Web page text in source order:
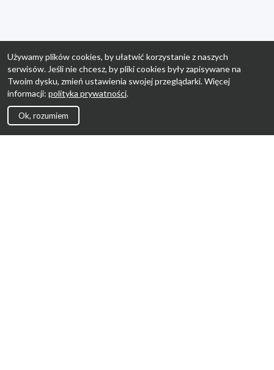
Używamy plików cookies, by ułatwić korzystanie z naszych
serwisów. Jeśli nie chcesz, by pliki cookies były zapisywane na
Twoim dysku, zmień ustawienia swojej przeglądarki. Więcej
informacji: polityka prywatności.
Ok, rozumiem